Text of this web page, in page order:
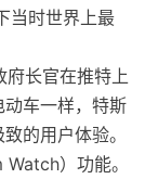
当时世界上最
长官在推特上
车一样，特斯
的用户体验。
）功能。